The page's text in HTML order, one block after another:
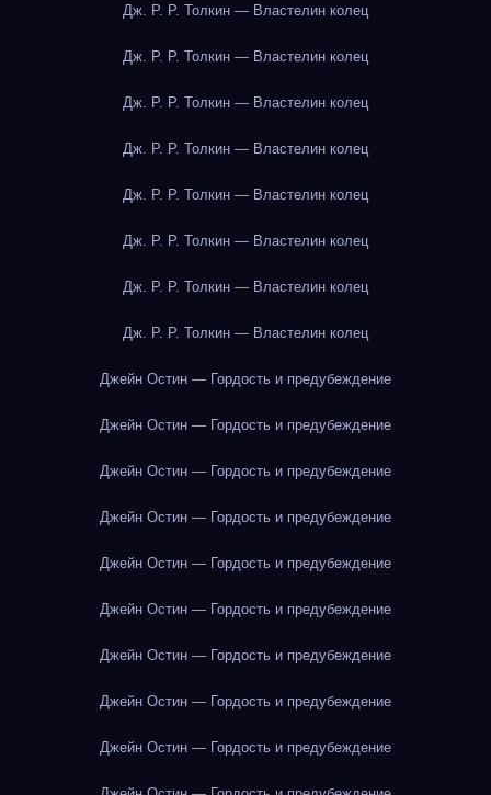
Дж. Р. Р. Толкин — Властелин колец
Дж. Р. Р. Толкин — Властелин колец
Дж. Р. Р. Толкин — Властелин колец
Дж. Р. Р. Толкин — Властелин колец
Дж. Р. Р. Толкин — Властелин колец
Дж. Р. Р. Толкин — Властелин колец
Дж. Р. Р. Толкин — Властелин колец
Дж. Р. Р. Толкин — Властелин колец
Джейн Остин — Гордость и предубеждение
Джейн Остин — Гордость и предубеждение
Джейн Остин — Гордость и предубеждение
Джейн Остин — Гордость и предубеждение
Джейн Остин — Гордость и предубеждение
Джейн Остин — Гордость и предубеждение
Джейн Остин — Гордость и предубеждение
Джейн Остин — Гордость и предубеждение
Джейн Остин — Гордость и предубеждение